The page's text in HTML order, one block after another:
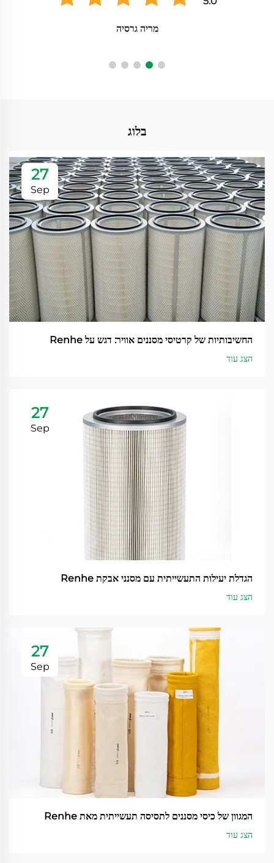
מריה גרסיה
בלוג
27
Sep
החשיבותיות של קרטיסי מסננים אוויר: דגש על Renhe
הצג עוד
27
Sep
הגדלת יעילות התעשייתית עם מסנני אבקת Renhe
הצג עוד
27
Sep
המגוון של כיסי מסננים לתסיסה תעשייתית מאת Renhe
הצג עוד